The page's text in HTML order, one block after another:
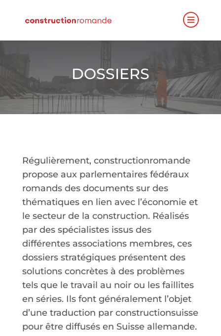
DOSSIERS
Régulièrement, constructionromande
propose aux parlementaires fédéraux
romands des documents sur des
thématiques en lien avec l’économie et
le secteur de la construction. Réalisés
par des spécialistes issus des
différentes associations membres, ces
dossiers stratégiques présentent des
solutions concrètes à des problèmes
tels que le travail au noir ou les faillites
en séries. Ils font généralement l’objet
d’une traduction par constructionsuisse
pour être diffusés en Suisse allemande.